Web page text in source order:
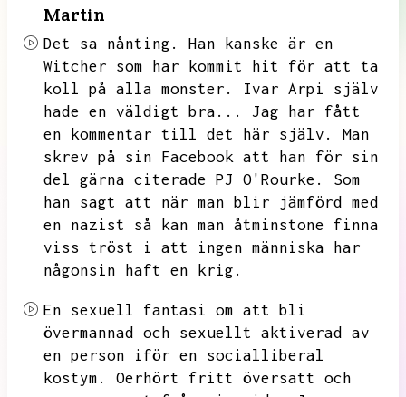
Martin
Det sa nånting.
Han kanske är en
Witcher som har kommit hit för att ta
koll på alla monster.
Ivar Arpi själv
hade en väldigt bra...
Jag har fått
en kommentar till det här själv.
Man
skrev på sin Facebook att han för sin
del gärna citerade PJ O'Rourke.
Som
han sagt att när man blir jämförd med
en nazist så kan man åtminstone finna
viss tröst i att ingen människa har
någonsin haft en krig.
En sexuell fantasi om att bli
övermannad och sexuellt aktiverad av
en person iför en socialliberal
kostym.
Oerhört fritt översatt och